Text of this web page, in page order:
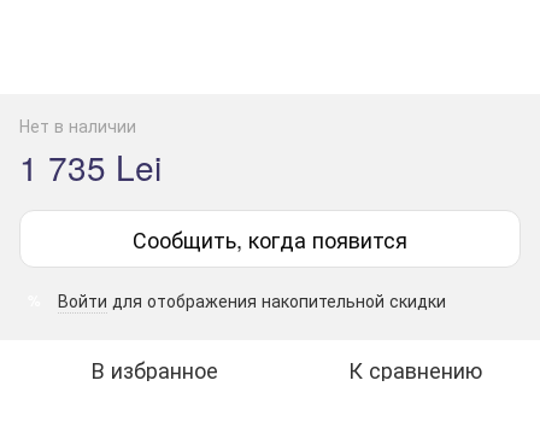
Нет в наличии
1 735 Lei
Сообщить, когда появится
Войти для отображения накопительной скидки
В избранное К сравнению